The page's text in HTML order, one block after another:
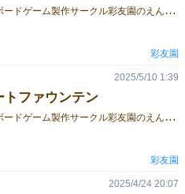
こ
んばんは。ボードゲーム製作サークル彩友園のえんつっつです。ゲームマーケット2025春では、私えんつっつが体調不良となり、小規模ブースとなってしまったことをお詫び申し上げます。作品を買っていただいた方、及びブースを手伝ってくださったサークルメンバーに、心より感謝申し上げます。 さて、ゲームマーケット2025秋に向けて新作を鋭意作成中です。作成中の作品は2つありますので、チラ見紹介します。 1.ファウンセン2～10人で遊べるパーティゲームです（数字使うのでハゲタカの餌食みたいな感じのパーティ）。 一斉手番で、条件を満たしたプレイヤーが得点できます。2ラウンドで終わりなので、サクッと遊べるタイプで個人的には好きなのですが、どんなジャンルのゲームかが説明できず。ルール自体は大体固まったので、ルールブック作成を行っているのですが、ジャンルがよくわからな過ぎて難航しております。こちらは、ゲムマ秋に出す予定のゲームですのでお楽しみに。 2.オベリスクこちらも、同時手番ゲームです。手持ちのチップを何枚か握って、オベリスクタイルを獲得します。 ファウンセンとは違って明確にバッティング（を避ける）ゲームです。4色のオベリスクが立ちますが、同じ価値ではないので、そこに心理戦要素を取り入れているつもりです。こちらはまだルールが最後まで固まっていないので、現在テストプレイをさせていただいています。メカニクスは好きなので、満足のいく形に仕上げたい。 最後まで読んでいただきありがとうございました。なんだかんだでゲームを妄想しているときが一番幸せです。
彩友園
トファウンテン
こ
んにちは。ボードゲーム製作サークル彩友園のえんつっつです。ゲームマーケットまで残り1週間ですね。彩友園は残念ながら新作はありません。しかし、裏で新作作ってます。「ファウンセン」というパーティ寄りのゲームです。こういうの。数字カードを使った無機質な感じですが、1プレイ15分くらいで終わる一斉手番ゲームです。真ん中の1から9まで書かれたボードがあり、それにチップが乗っかってます。それがくるくるします。そして、カードを出すと、ある条件を満たしたカードを出したプレイヤーが得点します。ほとんど心理運ですが、使えないカードがだんだん増えるので、ちょっとした戦略も必要となる、そんなゲームです。
2025/5/10 1:39
彩友園
2025/4/24 20:07